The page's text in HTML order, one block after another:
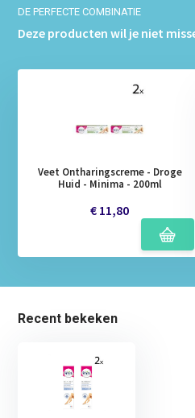
DE PERFECTE COMBINATIE
Deze producten wil je niet
Veet Ontharingscreme - Droge
Huid - Minima - 200ml
€ 11,80
Recent bekeken